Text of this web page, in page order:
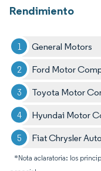
Rendimiento
General Motors
Ford Motor
Toyota Motor
Hyundai Motor
Fiat Chrysler
*Nota aclaratoria: los